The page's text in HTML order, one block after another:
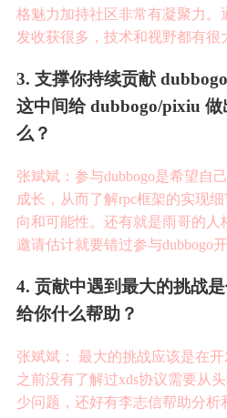
格魅力加持社区非常有凝聚力。
发收获很多，技术和视野都有很
3. 支撑你持续贡献 dubbogo
这中间给 dubbogo/pixiu 做
么 ？
张斌斌 ： 参与dubbogo是希望自
成长，从而了解rpc框架的实现
向和可能性。还有就是雨哥的人
邀请估计就要错过参与dubbogo
4. 贡献中遇到最大的挑战是
给你什么帮助 ？
张斌斌 ：
最大的挑战应该是在开
之前没有了解过xds协议需要从
少问题，还好有李志信帮助分析